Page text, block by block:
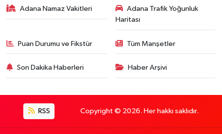
Adana Namaz Vakitleri
Adana Trafik Yoğunluk
Haritası
Puan Durumu ve Fikstür Tüm Manşetler
Son Dakika Haberleri Haber Arşivi
RSS Copyright © 2026. Her hakkı saklıdır.